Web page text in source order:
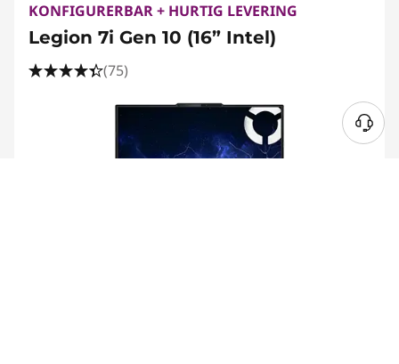
KONFIGURERBAR + HURTIG LEVERING
Legion 7i Gen 10 (16” Intel)
(75)